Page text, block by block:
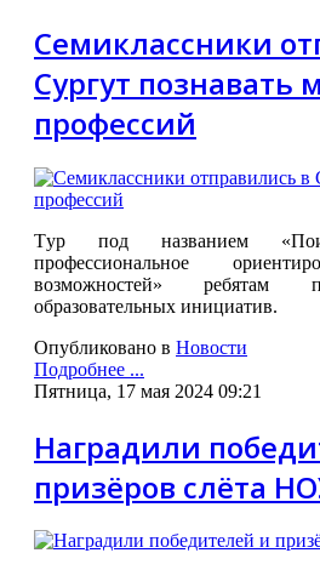
Семиклассники
Сургут познавать
профессий
Тур под названием
профессиональное
возможностей» ребятам
образовательных инициатив.
Опубликовано в Новости
Подробнее ...
Пятница, 17 мая 2024 09:21
Наградили
призёров слёта